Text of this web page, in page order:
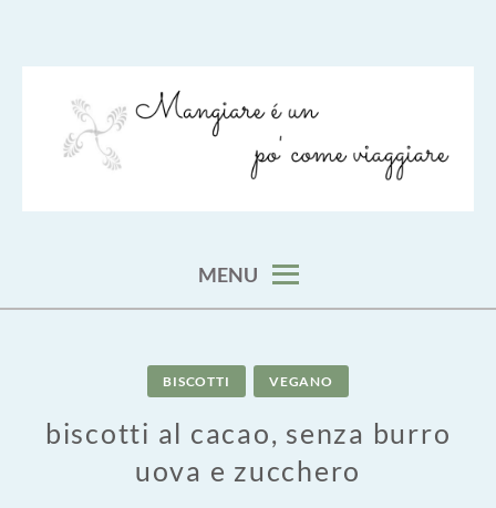
MENU
BISCOTTI VEGANO
biscotti al cacao, senza burro
uova e zucchero